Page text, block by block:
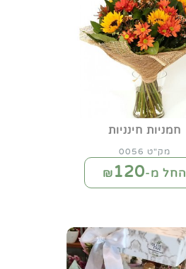
חמניות חינניות
מק"ט 0056
החל מ-₪120